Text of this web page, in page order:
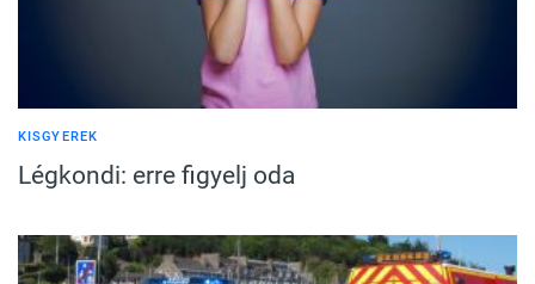
KISGYEREK
Légkondi: erre figyelj oda